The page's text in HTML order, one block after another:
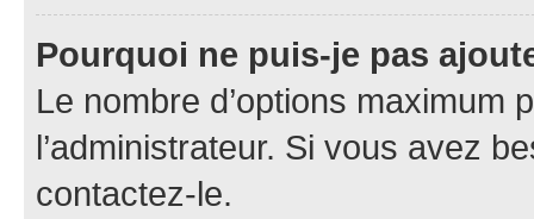
Pourquoi ne puis-je pas
Le nombre d’options maximum
l’administrateur. Si vous avez
contactez-le.